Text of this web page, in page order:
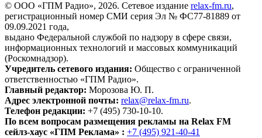
© ООО «ГПМ Радио», 2026. Сетевое издание relax-fm.ru,
регистрационный номер СМИ серия Эл № ФС77-81889 от
09.09.2021 года,
выдано Федеральной службой по надзору в сфере связи,
информационных технологий и массовых коммуникаций
(Роскомнадзор).
Учредитель сетевого издания: Общество с ограниченной
ответственностью «ГПМ Радио».
Главный редактор: Морозова Ю. П.
Адрес электронной почты: relax@relax-fm.ru.
Телефон редакции: +7 (495) 730-10-10.
По всем вопросам размещения рекламы на Relax FM
сейлз-хаус «ГПМ Реклама» : +7 (495) 921-40-41